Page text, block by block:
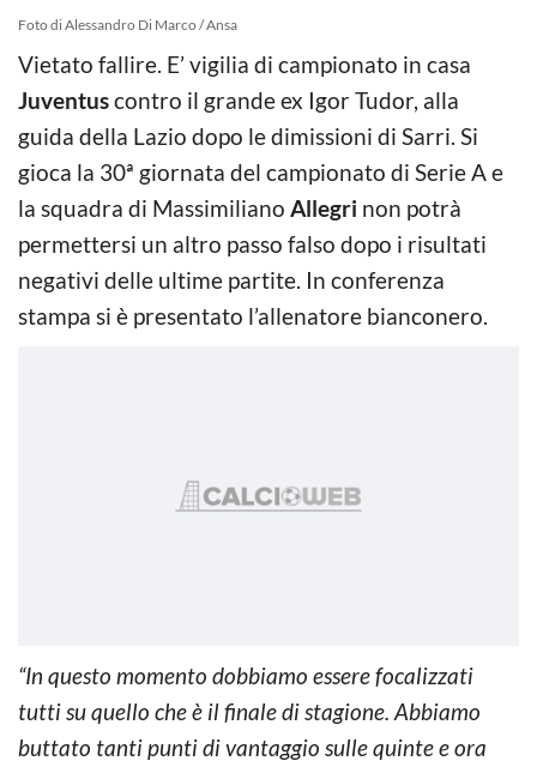
Foto di Alessandro Di Marco / Ansa
Vietato fallire. E’ vigilia di campionato in casa
Juventuscontro il grande ex Igor Tudor, alla
guida della Lazio dopo le dimissioni di Sarri. Si
gioca la 30ª giornata del campionato di Serie A e
la squadra di Massimiliano Allegri non potrà
permettersi un altro passo falso dopo i risultati
negativi delle ultime partite. In conferenza
stampa si è presentato l’allenatore bianconero.
“In questo momento dobbiamo essere focalizzati
tutti su quello che è il finale di stagione. Abbiamo
buttato tanti punti di vantaggio sulle quinte e ora